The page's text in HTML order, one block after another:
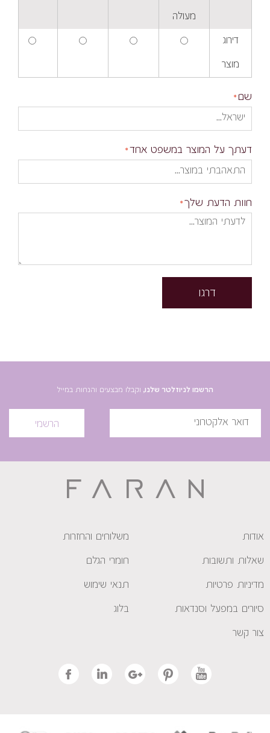
מעולה
דירוג
מוצר
שם
דעתך על המוצר במשפט אחד
חוות הדעת שלך
דרגו
הרשמו לניוזלטר שלנו, וקבלו מבצעים והנחות במייל
הרשמי
אודות משלוחים והחזרות
שאלות ותשובות חומרי הגלם
מדיניות פרטיות תנאי שימוש
סיורים במפעל וסנדאות בלוג
צור קשר